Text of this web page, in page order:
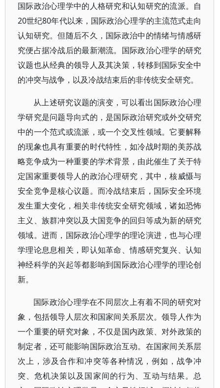
国际政治心理学中的人格研究和认知研究的流派。自
20世纪80年代以来，国际政治心理学的主流范式走向
认知研究。但随后不久，国际政治中的情绪与情感研
究便占据冷战后的最新潮流。国际政治心理学的研究
议题也从经典的领导人及其决策，转移到国际安全中
的冲突与战争，以及冷战结束后的非传统安全研究。
从上述研究议题的演变，可以看出国际政治心理
学研究是问题导向式的，是国际政治研究或外交研究
中的一个范式或流派，或一个交叉性领域。它要解释
的现象也具有重要的时代特性，如冷战时期的美苏战
略竞争成为一种重要的学术背景，由此催生了关于特
定国家重要领导人的政治心理研究，其中，核威慑与
安全竞争是核心议题。而冷战结束后，国际安全环境
发生重大变化，相关非传统安全研究领域，诸如恐怖
主义、族群冲突以及大国竞争的回归等成为新的研究
领域。进而，国际政治心理学的理论演进，也与心理
学理论息息相关，即认知革命、情感研究复兴、认知
神经科学的兴起等都影响到国际政治心理学的理论创
新。
国际政治心理学在不同层次上有着不同的研究对
象，包括领导人层次和国家间关系层次。领导人作为
一个重要的研究对象，不仅是国内政策、对外政策的
制定者，还可能影响国际政治互动。在国家间关系层
次上，涉及合作和冲突等各种情况，例如，战争冲
突、危机决策以及国家间的行为、互动与结果。总